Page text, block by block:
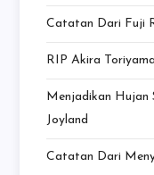
Catatan Dari Fuji
RIP Akira Toriyama
Menjadikan Hujan
Joyland
Catatan Dari